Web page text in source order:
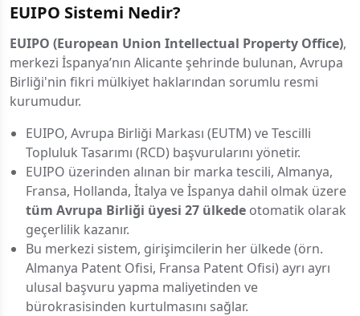
EUIPO Sistemi Nedir?
EUIPO (European Union Intellectual Property Office),
merkezi İspanya’nın Alicante şehrinde bulunan, Avrupa
Birliği'nin fikri mülkiyet haklarından sorumlu resmi
kurumudur.
EUIPO, Avrupa Birliği Markası (EUTM) ve Tescilli
Topluluk Tasarımı (RCD) başvurularını yönetir.
EUIPO üzerinden alınan bir marka tescili, Almanya,
Fransa, Hollanda, İtalya ve İspanya dahil olmak üzere
tüm Avrupa Birliği üyesi 27 ülkede otomatik olarak
geçerlilik kazanır.
Bu merkezi sistem, girişimcilerin her ülkede (örn.
Almanya Patent Ofisi, Fransa Patent Ofisi) ayrı ayrı
ulusal başvuru yapma maliyetinden ve
bürokrasisinden kurtulmasını sağlar.